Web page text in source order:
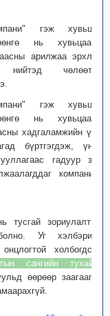
гэж хувьцаа
нь хувьцаанд
арилжаа эрхлэх
нийтэд чөлөөтэй
гэж хувьцаа
нь хувьцаанд
хадгаламжийн үйл
бүртгэгдэж, үнэт
гадуур зах
компанийг
тусгай зориулалтын
Уг хэлбэрийн
холбогдсон
сангийн тухай
өөрөөр заагаагүй